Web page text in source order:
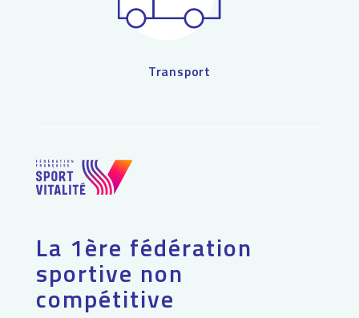
Transport
La 1ère fédération
sportive non
compétitive